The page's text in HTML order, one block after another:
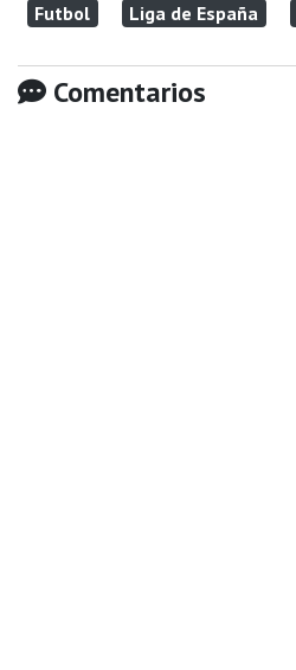
Futbol Liga de España
Comentarios